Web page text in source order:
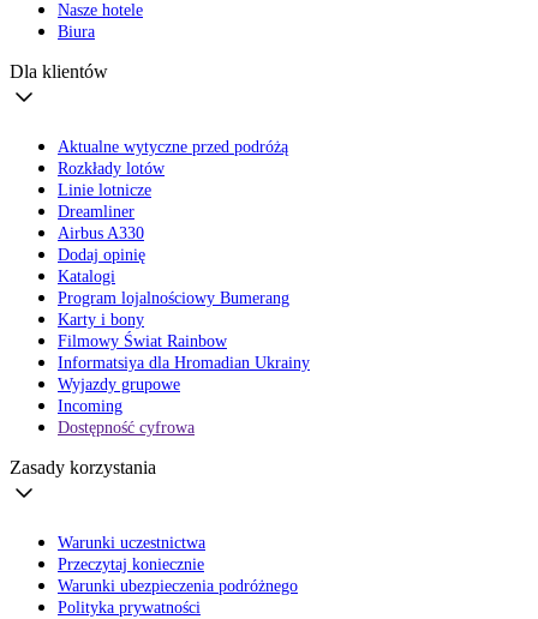
Nasze hotele
Biura
Dla klientów
Aktualne wytyczne przed podróżą
Rozkłady lotów
Linie lotnicze
Dreamliner
Airbus A330
Dodaj opinię
Katalogi
Program lojalnościowy Bumerang
Karty i bony
Filmowy Świat Rainbow
Informatsiya dla Hromadian Ukrainy
Wyjazdy grupowe
Incoming
Dostępność cyfrowa
Zasady korzystania
Warunki uczestnictwa
Przeczytaj koniecznie
Warunki ubezpieczenia podróżnego
Polityka prywatności